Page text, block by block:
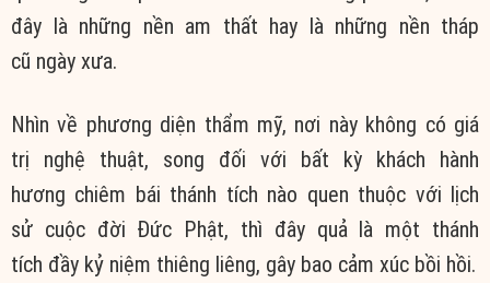
đây là những nền am thất hay là những nền tháp
cũ ngày xưa.
Nhìn về phương diện thẩm mỹ, nơi này không có giá
trị nghệ thuật, song đối với bất kỳ khách hành
hương chiêm bái thánh tích nào quen thuộc với lịch
sử cuộc đời Đức Phật, thì đây quả là một thánh
tích đầy kỷ niệm thiêng liêng, gây bao cảm xúc bồi hồi.